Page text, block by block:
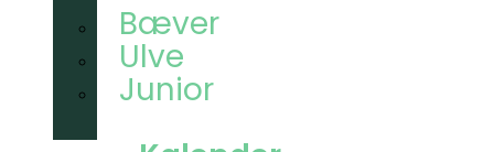
Bæver
Ulve
Junior